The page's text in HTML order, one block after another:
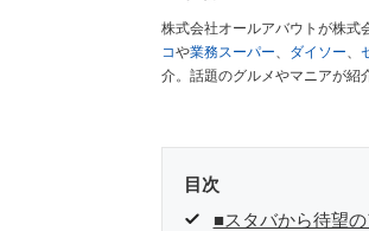
株式会社オールアバウトが株式
コや業務スーパー、 ダイソー、
介。話題のグルメやマニアが紹
目次
■スタバから待望